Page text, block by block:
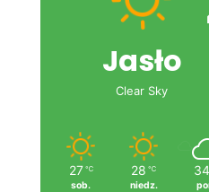
Jasło
Clear Sky
27 ℃
sob.
28 ℃
niedz.
34